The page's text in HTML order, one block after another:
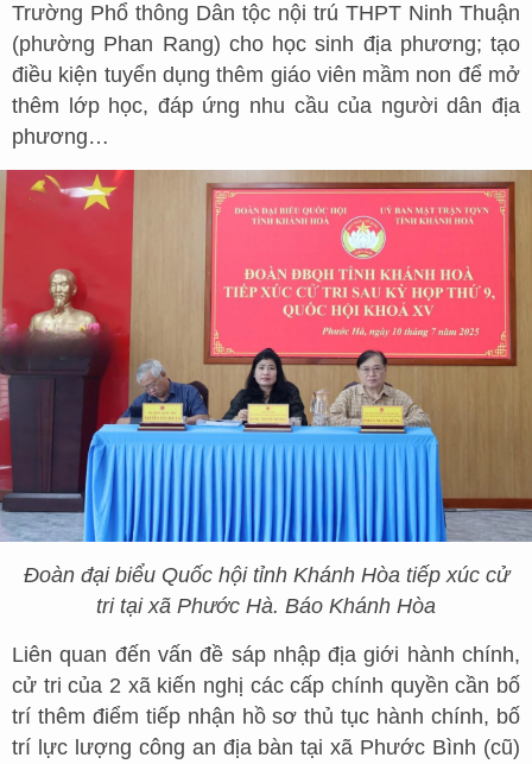
Trường Phổ thông Dân tộc nội trú THPT Ninh Thuận
(phường Phan Rang) cho học sinh địa phương; tạo
điều kiện tuyển dụng thêm giáo viên mầm non để mở
thêm lớp học, đáp ứng nhu cầu của người dân địa
phương…
Đoàn đại biểu Quốc hội tỉnh Khánh Hòa tiếp xúc cử
tri tại xã Phước Hà. Báo Khánh Hòa
Liên quan đến vấn đề sáp nhập địa giới hành chính,
cử tri của 2 xã kiến nghị các cấp chính quyền cần bố
trí thêm điểm tiếp nhận hồ sơ thủ tục hành chính, bố
trí lực lượng công an địa bàn tại xã Phước Bình (cũ)